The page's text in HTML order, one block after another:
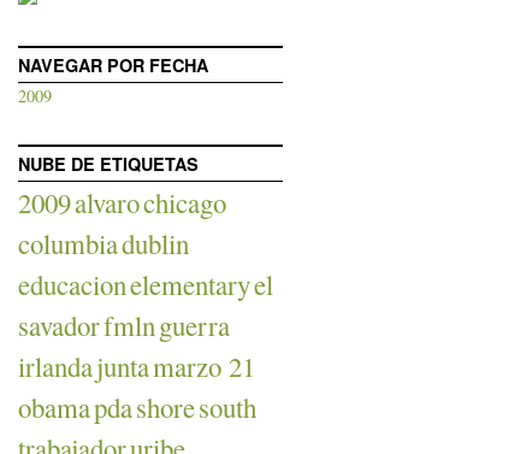
NAVEGAR POR FECHA
2009
NUBE DE ETIQUETAS
2009alvarochicago
columbiadublin
educacionelementaryel
savadorfmlnguerra
irlandajuntamarzo 21
obamapdashoresouth